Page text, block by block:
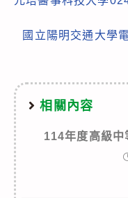
more
articles
國立陽明交通大學
相關內容
114年度高級中